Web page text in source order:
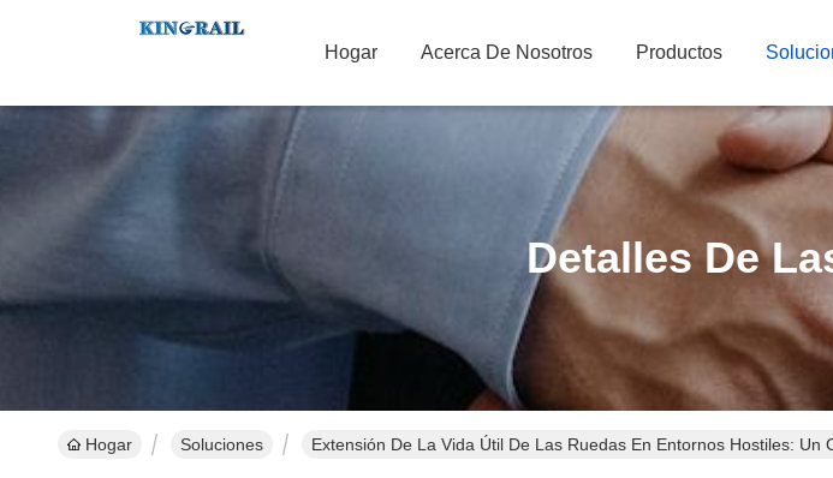
Hogar Acerca De Nosotros Productos
Detalles De
Hogar Soluciones Extensión De La Vida Útil De Las Ruedas En Entornos Hostiles: